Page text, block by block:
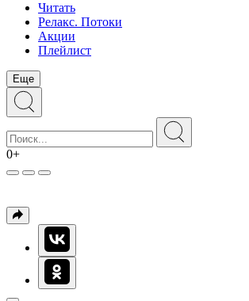
Читать
Релакс. Потоки
Акции
Плейлист
Еще
0+